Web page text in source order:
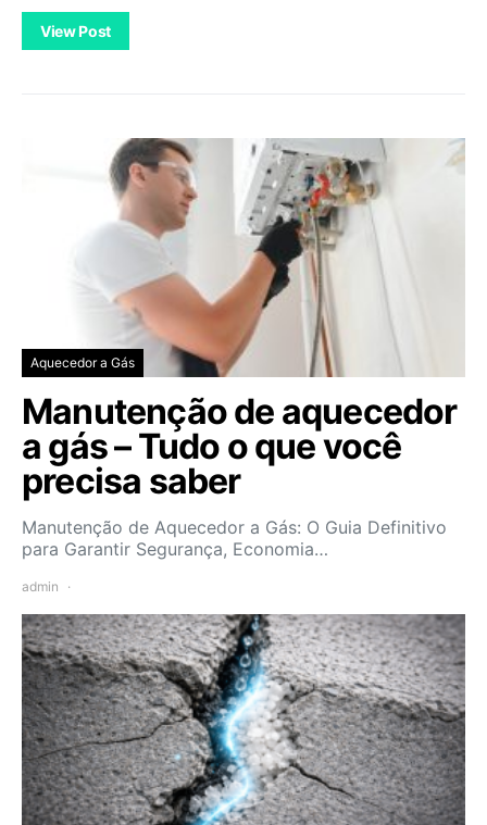
View Post
Aquecedor a Gás
Manutenção de aquecedor
a gás – Tudo o que você
precisa saber
Manutenção de Aquecedor a Gás: O Guia Definitivo
para Garantir Segurança, Economia…
admin